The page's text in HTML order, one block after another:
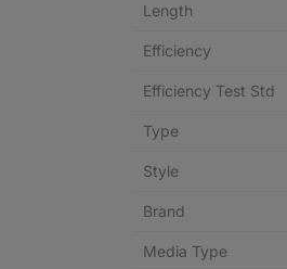
Length
Efficiency
Efficiency Test Std
Type
Style
Brand
Media Type